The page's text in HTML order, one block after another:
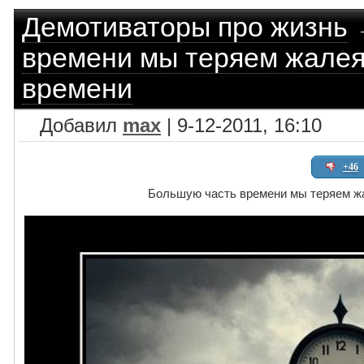
Демотиваторы про жизнь
времени мы теряем
времени
Добавил max | 9-12-2011, 16:10
+46
Большую часть времени мы теряем